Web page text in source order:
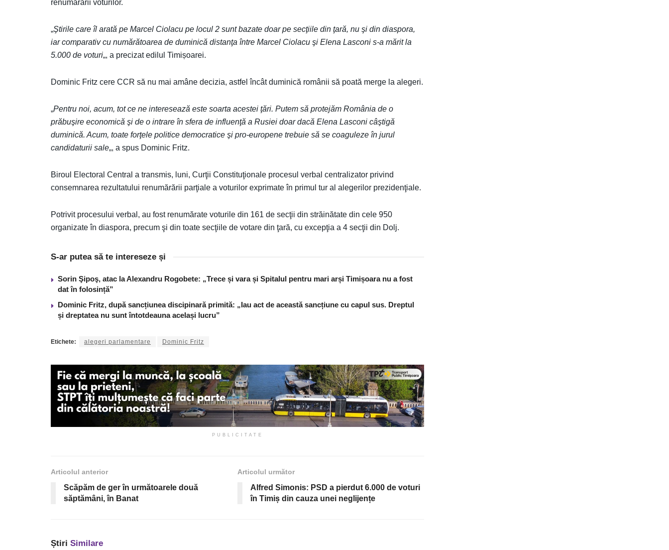
renumărării voturilor.
„Ştirile care îl arată pe Marcel Ciolacu pe locul 2 sunt bazate doar pe secţiile din ţară, nu şi din diaspora,
iar comparativ cu numărătoarea de duminică distanţa între Marcel Ciolacu şi Elena Lasconi s-a mărit la
5.000 de voturi„, a precizat edilul Timișoarei.
Dominic Fritz cere CCR să nu mai amâne decizia, astfel încât duminică românii să poată merge la alegeri.
„Pentru noi, acum, tot ce ne interesează este soarta acestei ţări. Putem să protejăm România de o
prăbuşire economică şi de o intrare în sfera de influenţă a Rusiei doar dacă Elena Lasconi câştigă
duminică. Acum, toate forţele politice democratice şi pro-europene trebuie să se coaguleze în jurul
candidaturii sale„, a spus Dominic Fritz.
Biroul Electoral Central a transmis, luni, Curţii Constituţionale procesul verbal centralizator privind
consemnarea rezultatului renumărării parţiale a voturilor exprimate în primul tur al alegerilor prezidenţiale.
Potrivit procesului verbal, au fost renumărate voturile din 161 de secţii din străinătate din cele 950
organizate în diaspora, precum şi din toate secţiile de votare din ţară, cu excepţia a 4 secţii din Dolj.
S-ar putea să te intereseze și
Sorin Şipoş, atac la Alexandru Rogobete: „Trece și vara și Spitalul pentru mari arși Timișoara nu a fost
dat în folosință”
Dominic Fritz, după sancțiunea discipinară primită: „Iau act de această sancțiune cu capul sus. Dreptul
și dreptatea nu sunt întotdeauna același lucru”
Etichete: alegeri parlamentare Dominic Fritz
PUBLICITATE
Articolul anterior
Scăpăm de ger în următoarele două
săptămâni, în Banat
Articolul următor
Alfred Simonis: PSD a pierdut 6.000 de voturi
în Timiș din cauza unei neglijențe
Știri Similare